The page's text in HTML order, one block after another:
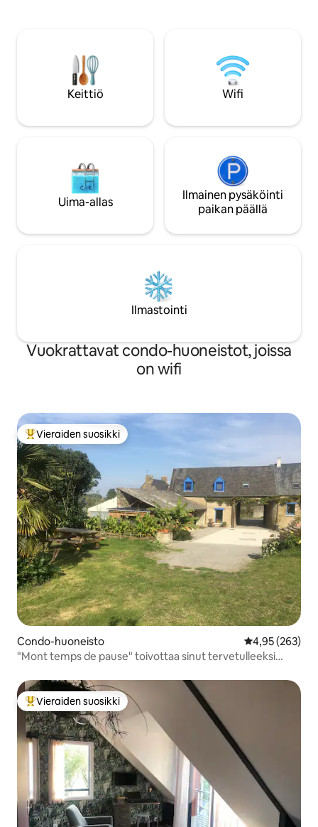
rentoutumaan. Harvinainen turvapaikka,
jossa yhdistyvät eleganssi, tyyneys ja
unohtumattomat hetket – kaikki
saatavilla karvaiselle kumppanillesi.
lammet. Liinavaatteet ja
saatavilla. Poreammeen käyttö ja
hieronta
Keittiö Wifi
Uima-allas
Ilmainen pysäköinti
paikan päällä
Ilmastointi
Vuokrattavat condo-huoneistot, joissa
on wifi
Vieraiden suosikkien parhaimmistoa
Vieraiden suosikki
Condo-huoneisto
4,95 (263)
"Mont temps de pause" toivottaa sinut tervetulleeksi
Vieraiden suosikkien parhaimmistoa
Vieraiden suosikki